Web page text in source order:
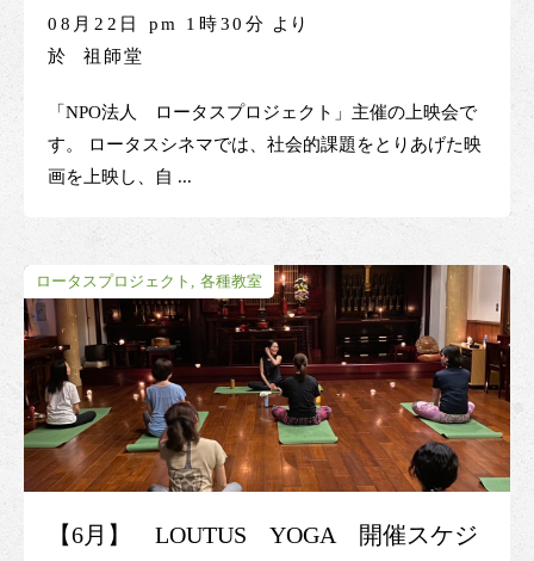
08月22日 pm 1時30分 より
於 祖師堂
「NPO法人 ロータスプロジェクト」主催の上映会で
す。 ロータスシネマでは、社会的課題をとりあげた映
画を上映し、自 ...
ロータスプロジェクト 各種教室
【6月】 LOUTUS YOGA 開催スケジ